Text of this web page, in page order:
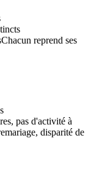
Chacun reprend ses
pas d'activité à
disparité de